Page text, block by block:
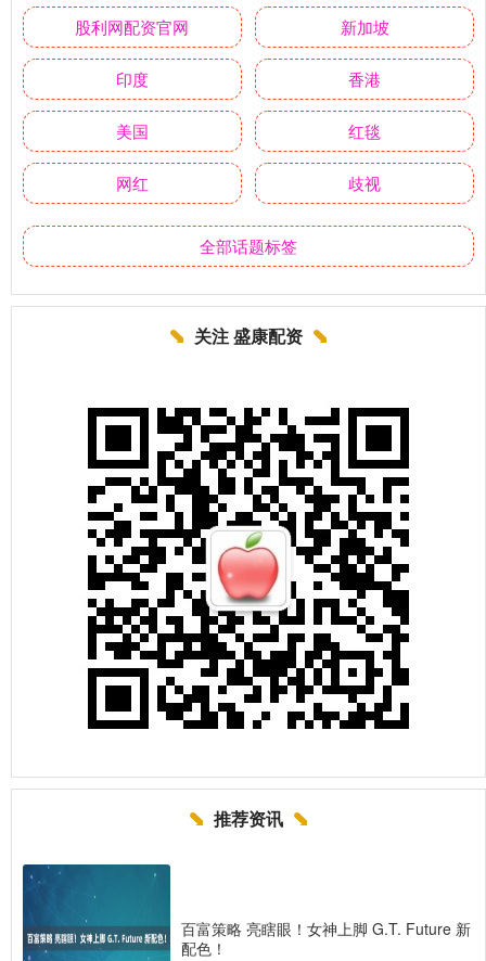
股利网配资官网 新加坡
印度 香港
美国 红毯
网红 歧视
全部话题标签
关注 盛康配资
推荐资讯
百富策略 亮瞎眼！女神上脚 G.T. Future 新
配色！